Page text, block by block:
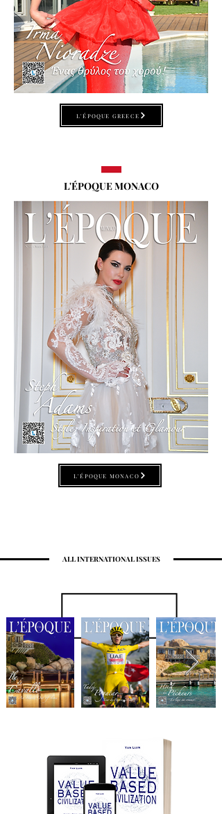
L'ÉPOQUE GREECE
L'ÉPOQUE MONACO
L'ÉPOQUE MONACO
ALL INTERNATIONAL ISSUES